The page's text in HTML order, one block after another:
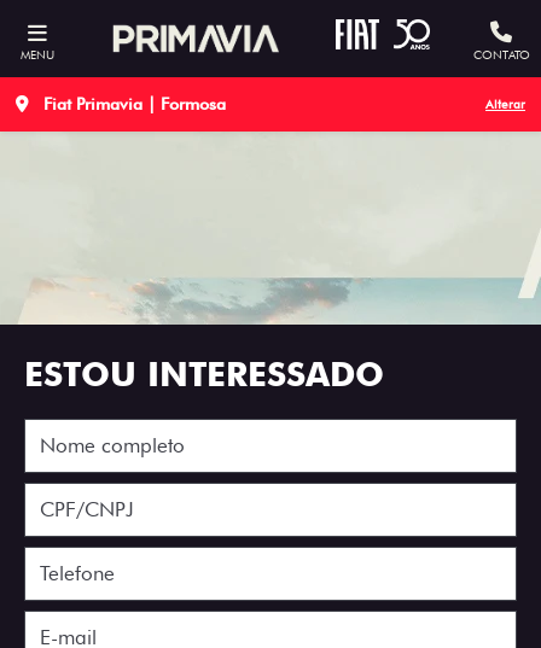
MENU CONTATO
Fiat Primavia | Formosa Alterar
ESTOU INTERESSADO